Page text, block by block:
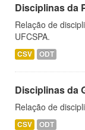
Disciplinas da
Relação de
UFCSPA.
CSV ODT
Disciplinas da
Relação de
CSV ODT